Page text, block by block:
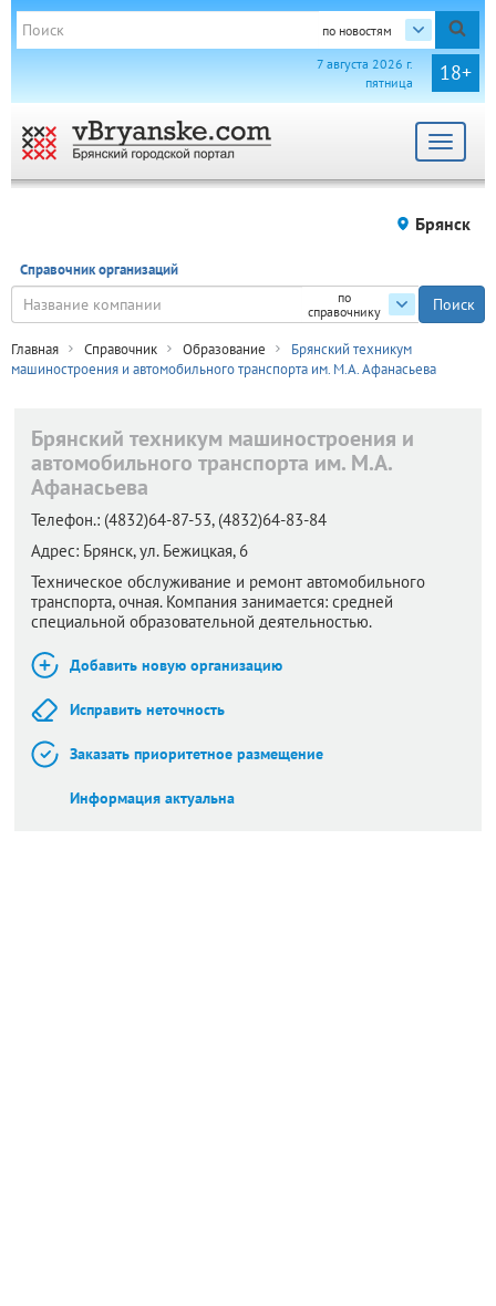
по новостям
18+
7 августа 2026 г.
пятница
Toggle
Брянск
Справочник организаций
по
справочнику
Главная Справочник Образование
Брянский техникум
машиностроения и автомобильного транспорта им. М.А. Афанасьева
Брянский техникум машиностроения и
автомобильного транспорта им. М.А.
Афанасьева
Телефон.: (4832)64-87-53, (4832)64-83-84
Адрес: Брянск,ул. Бежицкая, 6
Техническое обслуживание и ремонт автомобильного
транспорта, очная. Компания занимается: средней
специальной образовательной деятельностью.
Добавить новую организацию
Исправить неточность
Заказать приоритетное размещение
Информация актуальна